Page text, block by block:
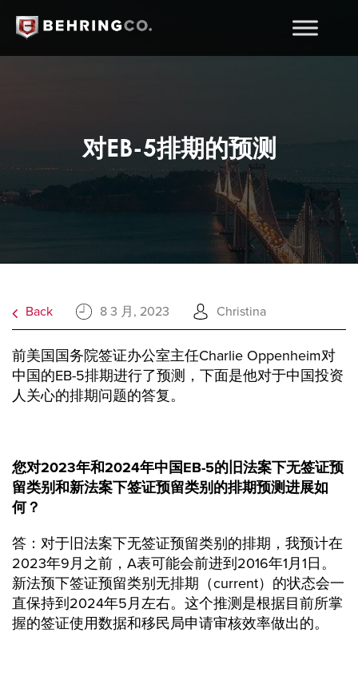
对EB-5排期的预测
Back 8 3 月, 2023 Christina
前美国国务院签证办公室主任Charlie Oppenheim对
中国的EB-5排期进行了预测，下面是他对于中国投资
人关心的排期问题的答复。
您对2023年和2024年中国EB-5的旧法案下无签证预
留类别和新法案下签证预留类别的排期预测进展如
何？
答：对于旧法案下无签证预留类别的排期，我预计在
2023年9月之前，A表可能会前进到2016年1月1日。
新法预下签证预留类别无排期（current）的状态会一
直保持到2024年5月左右。这个推测是根据目前所掌
握的签证使用数据和移民局申请审核效率做出的。